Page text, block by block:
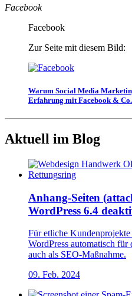
Facebook
Facebook
Zur Seite mit diesem Bild:
Warum Social Media
Erfahrung mit Facebook & Co.
Aktuell im Blog
Anhang-Seiten
WordPress 6.4
Für etliche
WordPress automatisch
auch als SEO-Maßnahme.
09. Feb. 2024